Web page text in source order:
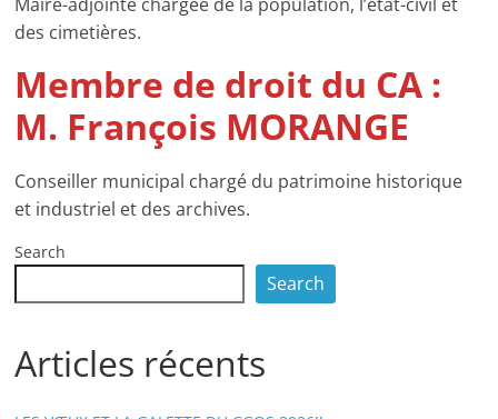
des cimetières.
Membre de droit du CA :
M. François MORANGE
Conseiller municipal chargé du patrimoine historique
et industriel et des archives.
Search
Search
Articles récents